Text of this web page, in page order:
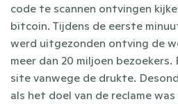
code te scannen ontvingen
bitcoin. Tijdens de eerste
werd uitgezonden ontving de
meer dan 20 miljoen
site vanwege de drukte.
als het doel van de reclame